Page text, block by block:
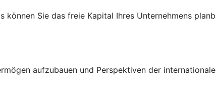
Sie das freie Kapital Ihres Unternehmens
aufzubauen und Perspektiven der